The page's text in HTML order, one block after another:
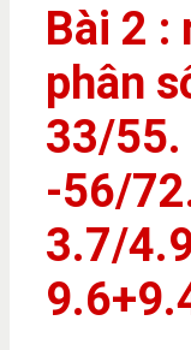
Bài 2 :
phân
33/55.
-56/
3.7/